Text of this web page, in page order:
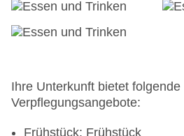
Ihre Unterkunft bietet folgende
Verpflegungsangebote:
Frühstück: Frühstück